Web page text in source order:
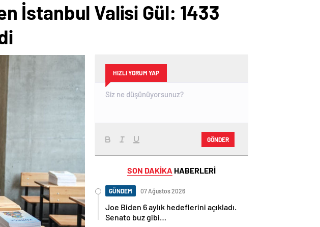
İstanbul Valisi Gül: 1433
HIZLI YORUM YAP
GÖNDER
SON DAKİKA HABERLERİ
GÜNDEM 07 Ağustos 2026
Joe Biden 6 aylık hedeflerini açıkladı.
Senato buz gibi…